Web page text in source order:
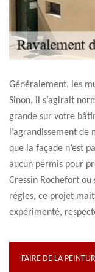
Généralement, les
Sinon, il s’agirait
grande sur votre
l’agrandissement
que la façade n’est
aucun permis pour
Cressin Rochefort
règles, ce projet
expérimenté,
FAIRE DE LA